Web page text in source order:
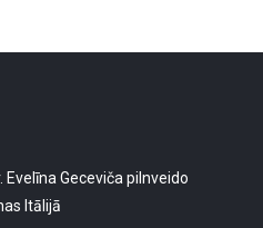
Evelīna Geceviča pilnveido
Itālijā